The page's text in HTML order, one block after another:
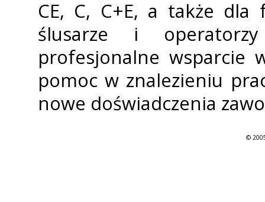
CE, C, C+E, a także dla
ślusarze i
profesjonalne wsparcie
pomoc w znalezieniu
nowe doświadczenia
©